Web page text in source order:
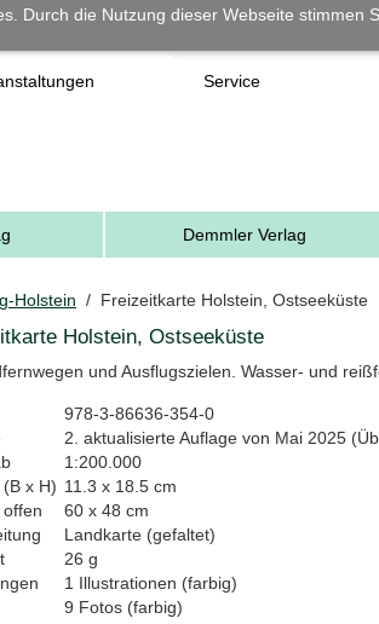
Durch die Nutzung dieser Webseite stimmen
Demmler Verlag
Service
Holstein / Freizeitkarte Holstein, Ostseeküste
Holstein, Ostseeküste
und Ausflugszielen. Wasser- und
978-3-86636-354-0
2. aktualisierte Auflage von Mai 2025
1:200.000
x H) 11.3 x 18.5 cm
60 x 48 cm
Landkarte (gefaltet)
26 g
1 Illustrationen (farbig)
9 Fotos (farbig)